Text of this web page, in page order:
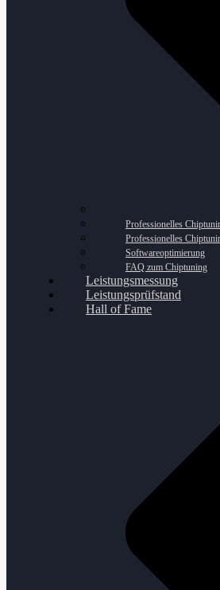
Professionelles
Professionelles
Softwareoptimierung
FAQ zum Chiptuning
Leistungsmessung
Leistungsprüfstand
Hall of Fame